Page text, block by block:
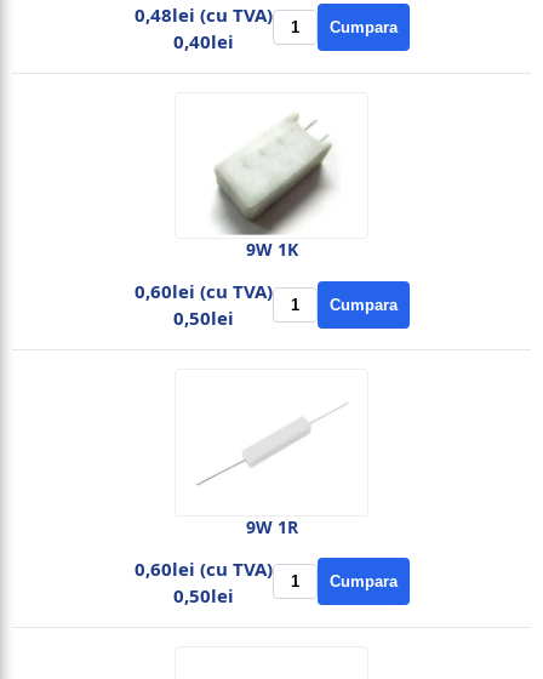
0,48lei (cu TVA)
0,40lei
Cumpara
9W 1K
0,60lei (cu TVA)
0,50lei
Cumpara
9W 1R
0,60lei (cu TVA)
0,50lei
Cumpara